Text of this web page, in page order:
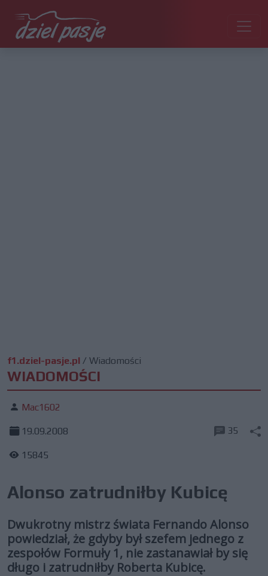
f1.dziel-pasje.pl / Wiadomości
WIADOMOŚCI
Mac1602
19.09.2008
15845
35
Alonso zatrudniłby Kubicę
Dwukrotny mistrz świata Fernando Alonso
powiedział, że gdyby był szefem jednego z
zespołów Formuły 1, nie zastanawiał by się
długo i zatrudniłby Roberta Kubicę.